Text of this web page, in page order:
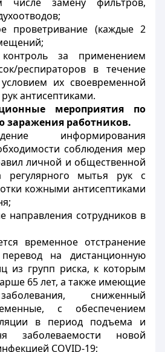
проветривание (каждые 2
за применением
респираторов в течение
их своевременной
антисептиками.
мероприятия по
заражения работников.
информирования
соблюдения мер
личной и общественной
регулярного мытья рук с
кожными антисептиками
направления сотрудников в
временное отстранение
на дистанционную
из групп риска, к которым
65 лет, а также имеющие
сниженный
с обеспечением
в период подъема и
заболеваемости новой
COVID-19;